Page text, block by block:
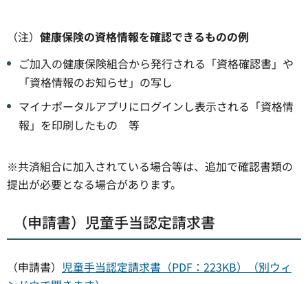
（注） 健康保険の資格情報を確認できるものの例
ご加入の健康保険組合から発行される「資格確認書」や
「資格情報のお知らせ」の写し
マイナポータルアプリにログインし表示される「資格情
報」を印刷したもの 等
※共済組合に加入されている場合等は、追加で確認書類の
提出が必要となる場合があります。
（申請書）児童手当認定請求書
（申請書） 児童手当認定請求書（PDF：223KB）（別ウィ